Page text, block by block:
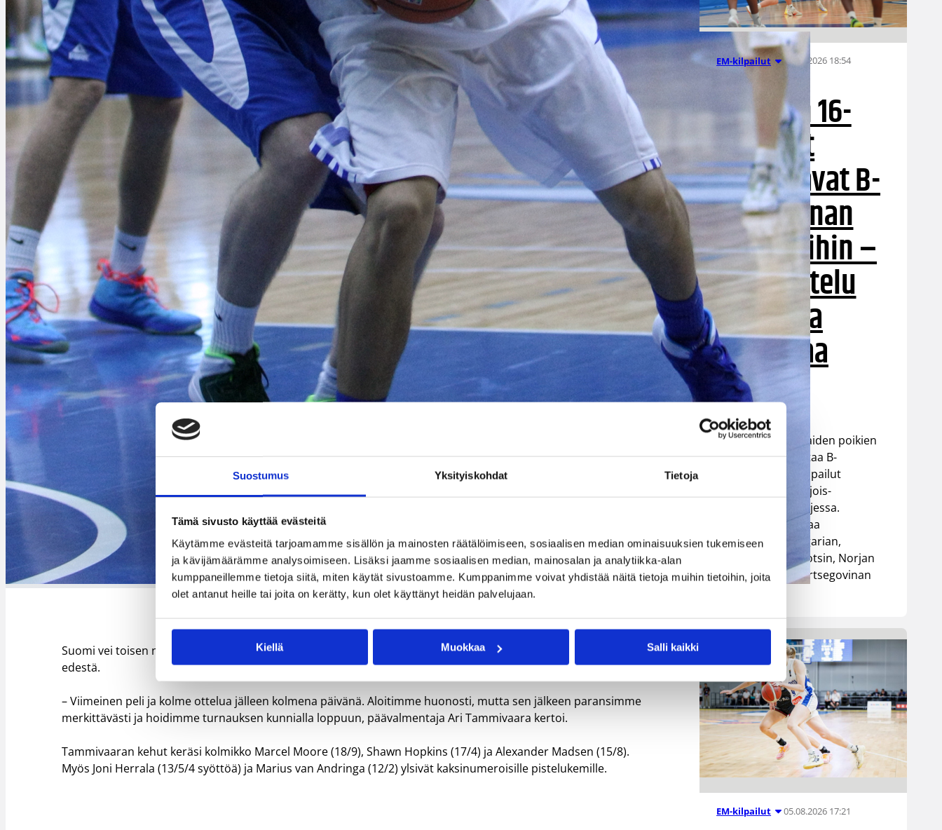
Suostumus Yksityiskohdat Tietoja
Tämä sivusto käyttää evästeitä
Käytämme evästeitä tarjoamamme sisällön ja mainosten räätälöimiseen, sosiaalisen median ominaisuuksien tukemiseen
ja kävijämäärämme analysoimiseen. Lisäksi jaamme sosiaalisen median, mainosalan ja analytiikka-alan
kumppaneillemme tietoja siitä, miten käytät sivustoamme. Kumppanimme voivat yhdistää näitä tietoja muihin tietoihin, joita
olet antanut heille tai joita on kerätty, kun olet käyttänyt heidän palvelujaan.
Kiellä Muokkaa Salli kaikki
Marcel Moore rymisteli 20-vuotiaille miehille 17 pistettä.
Suomi vei toisen neljänneksen 24-11 ja ei katsonut taaksepäin, vaan jylläsi selvään voittoon Kyproksen nenän
edestä.
– Viimeinen peli ja kolme ottelua jälleen kolmena päivänä. Aloitimme huonosti, mutta sen jälkeen paransimme
merkittävästi ja hoidimme turnauksen kunnialla loppuun, päävalmentaja Ari Tammivaara kertoi.
Tammivaaran kehut keräsi kolmikko Marcel Moore (18/9), Shawn Hopkins (17/4) ja Alexander Madsen (15/8).
Myös Joni Herrala (13/5/4 syöttöä) ja Marius van Andringa (12/2) ylsivät kaksinumeroisille pistelukemille.
EM-kilpailut 05.08.2026 18:54
Suomen 16-
vuotiaat
suuntaavat B-
divisioonan
EM-kisoihin –
avausottelu
torstaina
Bulgariaa
vastaan
Suomen 16-vuotiaiden poikien
maajoukkue aloittaa B-
divisioonan EM-kilpailut
torstaina 6.8. Pohjois-
Makedonian Skopjessa.
Sudenpennut pelaa
alkulohkossa Bulgarian,
Luxemburgin, Ruotsin, Norjan
sekä Bosnia ja Hertsegovinan
EM-kilpailut 05.08.2026 17:21